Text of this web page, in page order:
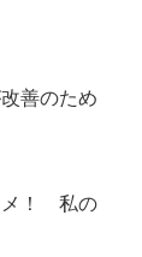
善のため
メ！ 私の